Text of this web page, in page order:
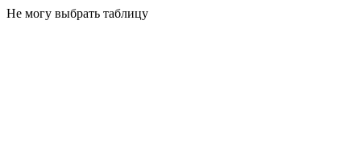
Не могу выбрать таблицу